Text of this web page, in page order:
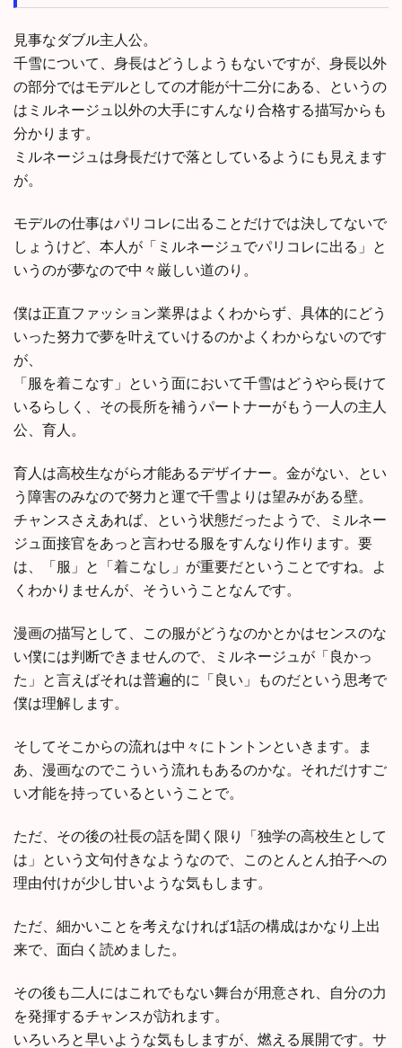
見事なダブル主人公。
千雪について、身長はどうしようもないですが、身長以外
の部分ではモデルとしての才能が十二分にある、というの
はミルネージュ以外の大手にすんなり合格する描写からも
分かります。
ミルネージュは身長だけで落としているようにも見えます
が。
モデルの仕事はパリコレに出ることだけでは決してないで
しょうけど、本人が「ミルネージュでパリコレに出る」と
いうのが夢なので中々厳しい道のり。
僕は正直ファッション業界はよくわからず、具体的にどう
いった努力で夢を叶えていけるのかよくわからないのです
が、
「服を着こなす」という面において千雪はどうやら長けて
いるらしく、その長所を補うパートナーがもう一人の主人
公、育人。
育人は高校生ながら才能あるデザイナー。金がない、とい
う障害のみなので努力と運で千雪よりは望みがある壁。
チャンスさえあれば、という状態だったようで、ミルネー
ジュ面接官をあっと言わせる服をすんなり作ります。要
は、「服」と「着こなし」が重要だということですね。よ
くわかりませんが、そういうことなんです。
漫画の描写として、この服がどうなのかとかはセンスのな
い僕には判断できませんので、ミルネージュが「良かっ
た」と言えばそれは普遍的に「良い」ものだという思考で
僕は理解します。
そしてそこからの流れは中々にトントンといきます。ま
あ、漫画なのでこういう流れもあるのかな。それだけすご
い才能を持っているということで。
ただ、その後の社長の話を聞く限り「独学の高校生として
は」という文句付きなようなので、このとんとん拍子への
理由付けが少し甘いような気もします。
ただ、細かいことを考えなければ1話の構成はかなり上出
来で、面白く読めました。
その後も二人にはこれでもない舞台が用意され、自分の力
を発揮するチャンスが訪れます。
いろいろと早いような気もしますが、燃える展開です。サ